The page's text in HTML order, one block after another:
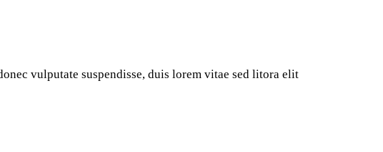
vulputate suspendisse, duis lorem vitae sed litora elit